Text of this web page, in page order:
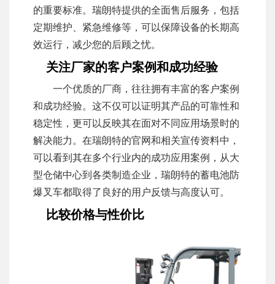
的重要标准。瑞朗特提供的全面售后服务，包括
定期维护、紧急维修等，可以保障设备的长期高
效运行，减少您的后顾之忧。
关注厂家的客户案例和成功经验
一个优质的厂商，往往拥有丰富的客户案例
和成功经验。这不仅可以证明其产品的可靠性和
稳定性，更可以反映其在面对不同应用场景时的
解决能力。在瑞朗特的官网和相关宣传资料中，
可以看到其在多个行业内的成功应用案例，从大
型仓储中心到各类制造企业，瑞朗特的蓄电池防
爆叉车都取得了良好的用户反馈与高度认可。
比较价格与性价比